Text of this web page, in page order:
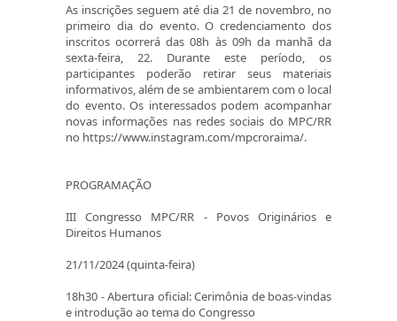
As inscrições seguem até dia 21 de novembro, no
primeiro dia do evento. O credenciamento dos
inscritos ocorrerá das 08h às 09h da manhã da
sexta-feira, 22. Durante este período, os
participantes poderão retirar seus materiais
informativos, além de se ambientarem com o local
do evento. Os interessados podem acompanhar
novas informações nas redes sociais do MPC/RR
no https://www.instagram.com/mpcroraima/.
PROGRAMAÇÃO
III Congresso MPC/RR - Povos Originários e
Direitos Humanos
21/11/2024 (quinta-feira)
18h30 - Abertura oficial: Cerimônia de boas-vindas
e introdução ao tema do Congresso